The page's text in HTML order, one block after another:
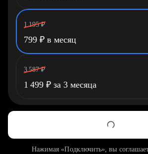
1 195 ₽
799 ₽ в месяц
3 587 ₽
1 499 ₽ за 3 месяца
Нажимая «Подключить», вы